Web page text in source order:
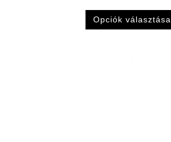
Opciók választása